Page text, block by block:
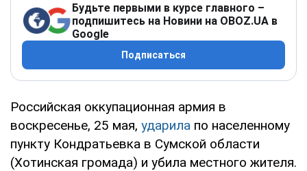
Будьте первыми в курсе главного –
подпишитесь на Новини на OBOZ.UA в
Google
Подписаться
Российская оккупационная армия в
воскресенье, 25 мая, ударила по населенному
пункту Кондратьевка в Сумской области
(Хотинская громада) и убила местного жителя.